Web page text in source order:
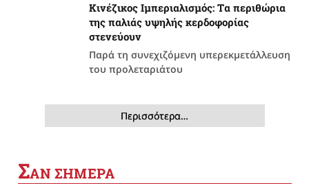
Κινέζικος Ιμπεριαλισμός: Tα περιθώρια
της παλιάς υψηλής κερδοφορίας
στενεύουν
Παρά τη συνεχιζόμενη υπερεκμετάλλευση
του προλεταριάτου
Περισσότερα…
ΣΑΝ ΣΗΜΕΡΑ